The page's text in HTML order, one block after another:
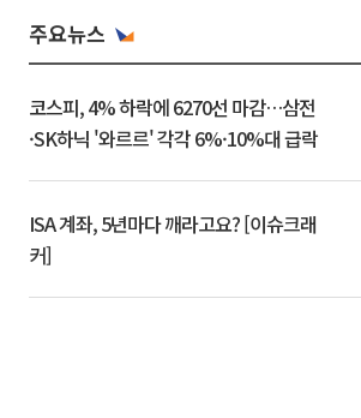
주요뉴스
코스피, 4% 하락에 6270선 마감…삼전
·SK하닉 '와르르' 각각 6%·10%대 급락
ISA 계좌, 5년마다 깨라고요? [이슈크래
커]